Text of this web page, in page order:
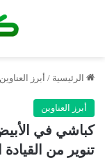
الرئيسية / أبرز العناوين
أبرز العناوين
كباشي في
تنوير من